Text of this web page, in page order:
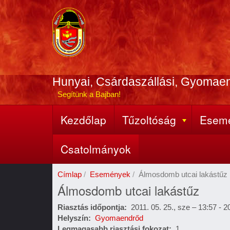
Ugrás
a
tartalomra
Hunyai, Csárdaszállási,
Segítünk a Bajban!
Fő
navigáció
Kezdőlap Tűzoltóság
Csatolmányok
Címlap Események Álmosdomb utcai lakástűz
Álmosdomb utcai lakástűz
Riasztás időpontja 2011. 05. 25., sze – 13:57-
Helyszín
Gyomaendrőd